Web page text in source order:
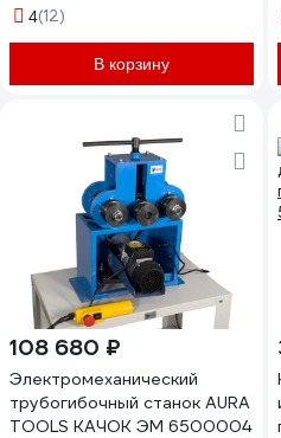
87016
4(12)
В корзину
108 680 ₽
Электромеханический
трубогибочный станок AURA
TOOLS КАЧОК ЭМ 6500004